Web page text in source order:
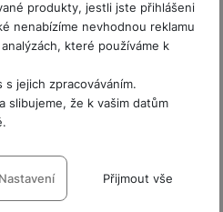
produkty, jestli jste přihlášeni
nenabízíme nevhodnou reklamu
které používáme k
s jejich zpracováváním.
slibujeme, že k vašim datům
s kategoriemi
Nastavení Přijmout vše
se přihlásit.